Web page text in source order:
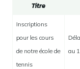
Titre
Inscriptions
pour les cours
de notre école de
tennis
au